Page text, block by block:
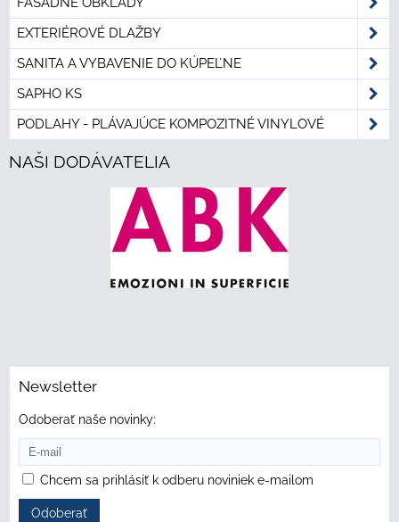
EXTERIÉROVÉ DLAŽBY
SANITA A VYBAVENIE DO KÚPEĽNE
SAPHO KS
PODLAHY - PLÁVAJÚCE KOMPOZITNÉ VINYLOVÉ
NAŠI DODÁVATELIA
Newsletter
Odoberať naše novinky:
Chcem sa prihlásiť k odberu noviniek e-mailom
Odoberať